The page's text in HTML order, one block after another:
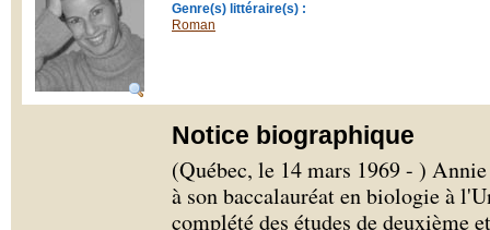
Genre(s) littéraire(s) :
Roman
Notice biographique
(Québec, le 14 mars 1969 - )
à son baccalauréat en biologie à
complété des études de deuxième